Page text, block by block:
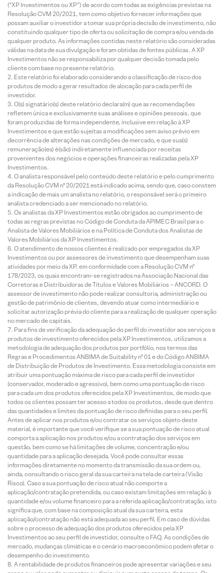
(“XP Investimentos ou XP”) de acordo com todas as exigências previstas na
Resolução CVM 20/2021, tem como objetivo fornecer informações que
possam auxiliar o investidor a tomar sua própria decisão de investimento, não
constituindo qualquer tipo de oferta ou solicitação de compra e/ou venda de
qualquer produto. As informações contidas neste relatório são consideradas
válidas na data de sua divulgação e foram obtidas de fontes públicas. A XP
Investimentos não se responsabiliza por qualquer decisão tomada pelo
cliente com base no presente relatório.
Este relatório foi elaborado considerando a classificação de risco dos
produtos de modo a gerar resultados de alocação para cada perfil de
investidor.
O(s) signatário(s) deste relatório declara(m) que as recomendações
refletem única e exclusivamente suas análises e opiniões pessoais, que
foram produzidas de forma independente, inclusive em relação à XP
Investimentos e que estão sujeitas a modificações sem aviso prévio em
decorrência de alterações nas condições de mercado, e que sua(s)
remuneração(es) é(são) indiretamente influenciada por receitas
provenientes dos negócios e operações financeiras realizadas pela XP
Investimentos.
O analista responsável pelo conteúdo deste relatório e pelo cumprimento
da Resolução CVM nº 20/2021 está indicado acima, sendo que, caso constem
a indicação de mais um analista no relatório, o responsável será o primeiro
analista credenciado a ser mencionado no relatório.
Os analistas da XP Investimentos estão obrigados ao cumprimento de
todas as regras previstas no Código de Conduta da APIMEC Brasil para o
Analista de Valores Mobiliários e na Política de Conduta dos Analistas de
Valores Mobiliários da XP Investimentos.
O atendimento de nossos clientes é realizado por empregados da XP
Investimentos ou por assessores de investimento que desempenham suas
atividades por meio da XP, em conformidade com a Resolução CVM nº
178/2023, os quais encontram-se registrados na Associação Nacional das
Corretoras e Distribuidoras de Títulos e Valores Mobiliários – ANCORD. O
assessor de investimento não pode realizar consultoria, administração ou
gestão de patrimônio de clientes, devendo atuar como intermediário e
solicitar autorização prévia do cliente para a realização de qualquer operação
no mercado de capitais.
Para fins de verificação da adequação do perfil do investidor aos serviços e
produtos de investimento oferecidos pela XP Investimentos, utilizamos a
metodologia de adequação dos produtos por portfólio, nos termos das
Regras e Procedimentos ANBIMA de Suitability nº 01 e do Código ANBIMA
de Distribuição de Produtos de Investimento. Essa metodologia consiste em
atribuir uma pontuação máxima de risco para cada perfil de investidor
(conservador, moderado e agressivo), bem como uma pontuação de risco
para cada um dos produtos oferecidos pela XP Investimentos, de modo que
todos os clientes possam ter acesso a todos os produtos, desde que dentro
das quantidades e limites da pontuação de risco definidas para o seu perfil.
Antes de aplicar nos produtos e/ou contratar os serviços objeto deste
material, é importante que você verifique se a sua pontuação de risco atual
comporta a aplicação nos produtos e/ou a contratação dos serviços em
questão, bem como se há limitações de volume, concentração e/ou
quantidade para a aplicação desejada. Você pode consultar essas
informações diretamente no momento da transmissão da sua ordem ou,
ainda, consultando o risco geral da sua carteira na tela de carteira (Visão
Risco). Caso a sua pontuação de risco atual não comporte a
aplicação/contratação pretendida, ou caso existam limitações em relação à
quantidade e/ou volume financeiro para a referida aplicação/contratação, isto
significa que, com base na composição atual da sua carteira, esta
aplicação/contratação não está adequada ao seu perfil. Em caso de dúvidas
sobre o processo de adequação dos produtos oferecidos pela XP
Investimentos ao seu perfil de investidor, consulte o FAQ. As condições de
mercado, mudanças climáticas e o cenário macroeconômico podem afetar o
desempenho do investimento.
A rentabilidade de produtos financeiros pode apresentar variações e seu